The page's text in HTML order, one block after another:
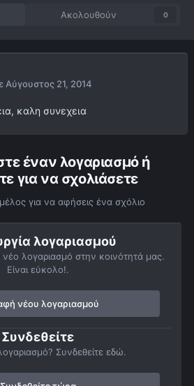
Ακολουθούν 0
Αύγουστος 21, 2014
καλη συνεχεια
έναν λογαριασμό ή
για να σχολιάσετε
μέλος για να αφήσεις ένα σχόλιο
λογαριασμού
νέο λογαριασμό στην κοινότητά μας.
Είναι εύκολο!.
νέου λογαριασμού
Συνδεθείτε
Συνδεθείτε εδώ.